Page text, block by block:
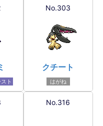
ト
No.303
クチート
はがね
No.316